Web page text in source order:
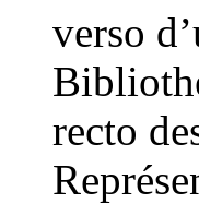
verso
recto